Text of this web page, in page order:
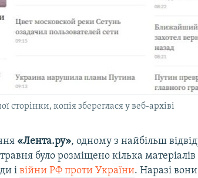
сторінки, копія збереглася у веб-архіві
«Лента.ру», одному з найбільш
травня було розміщено кілька
івійни РФ проти України. Наразі